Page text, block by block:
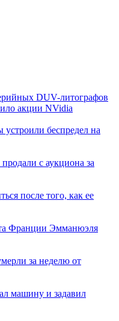
DUV-литографов
акции NVidia
беспредел на
с аукциона за
после того, как ее
Франции Эмманюэля
за неделю от
машину и задавил